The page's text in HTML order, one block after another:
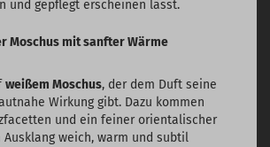
und gepflegt erscheinen lässt.
Moschus mit sanfter Wärme
weißem Moschus, der dem Duft seine
Wirkung gibt. Dazu kommen
und ein feiner orientalischer
Ausklang weich, warm und subtil